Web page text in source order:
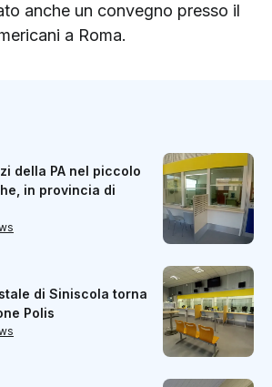
anche un convegno presso il
a Roma.
della PA nel piccolo
in provincia di
di Siniscola torna
Polis